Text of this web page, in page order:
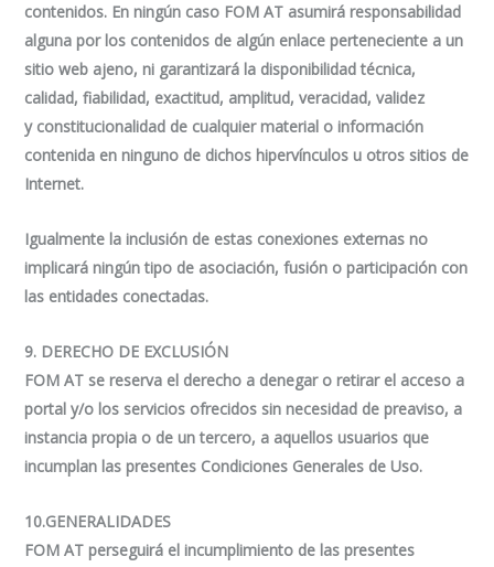
contenidos. En ningún caso FOM AT asumirá responsabilidad
alguna por los contenidos de algún enlace perteneciente a un
sitio web ajeno, ni garantizará la disponibilidad técnica,
calidad, fiabilidad, exactitud, amplitud, veracidad, validez
y constitucionalidad de cualquier material o información
contenida en ninguno de dichos hipervínculos u otros sitios de
Internet.
Igualmente la inclusión de estas conexiones externas no
implicará ningún tipo de asociación, fusión o participación con
las entidades conectadas.
9. DERECHO DE EXCLUSIÓN
FOM AT se reserva el derecho a denegar o retirar el acceso a
portal y/o los servicios ofrecidos sin necesidad de preaviso, a
instancia propia o de un tercero, a aquellos usuarios que
incumplan las presentes Condiciones Generales de Uso.
10.GENERALIDADES
FOM AT perseguirá el incumplimiento de las presentes